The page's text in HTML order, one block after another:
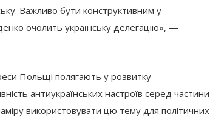
Важливо бути конструктивним у
очолить українську делегацію», —
Польщі полягають у розвитку
антиукраїнських настроїв серед частини
використовувати цю тему для політичних